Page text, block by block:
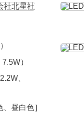
）
、
昼白色］